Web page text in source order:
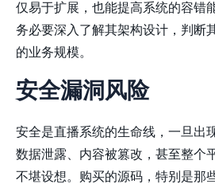
仅易于扩展，也能提高系统的容错
务必要深入了解其架构设计，判断
的业务规模。
安全漏洞风险
安全是直播系统的生命线，一旦出
数据泄露、内容被篡改，甚至整个
不堪设想。购买的源码，特别是那